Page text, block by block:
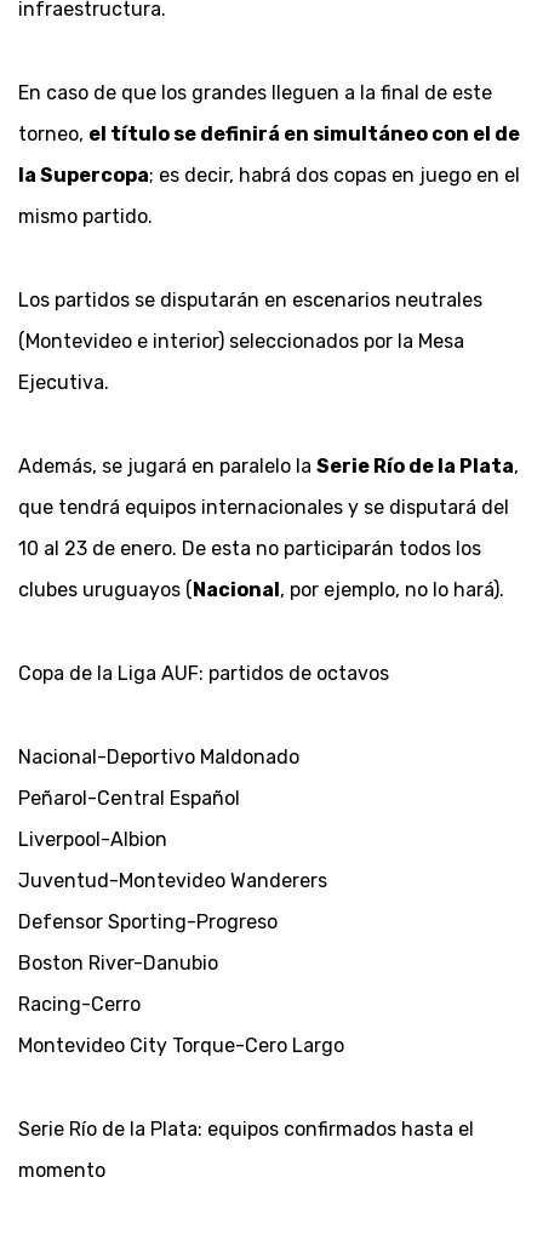
infraestructura.
En caso de que los grandes lleguen a la final de este
torneo, el título se definirá en simultáneo con el de
la Supercopa; es decir, habrá dos copas en juego en el
mismo partido.
Los partidos se disputarán en escenarios neutrales
(Montevideo e interior) seleccionados por la Mesa
Ejecutiva.
Además, se jugará en paralelo la Serie Río de la Plata,
que tendrá equipos internacionales y se disputará del
10 al 23 de enero. De esta no participarán todos los
clubes uruguayos (Nacional, por ejemplo, no lo hará).
Copa de la Liga AUF: partidos de octavos
Nacional-Deportivo Maldonado
Peñarol-Central Español
Liverpool-Albion
Juventud-Montevideo Wanderers
Defensor Sporting-Progreso
Boston River-Danubio
Racing-Cerro
Montevideo City Torque-Cero Largo
Serie Río de la Plata: equipos confirmados hasta el
momento